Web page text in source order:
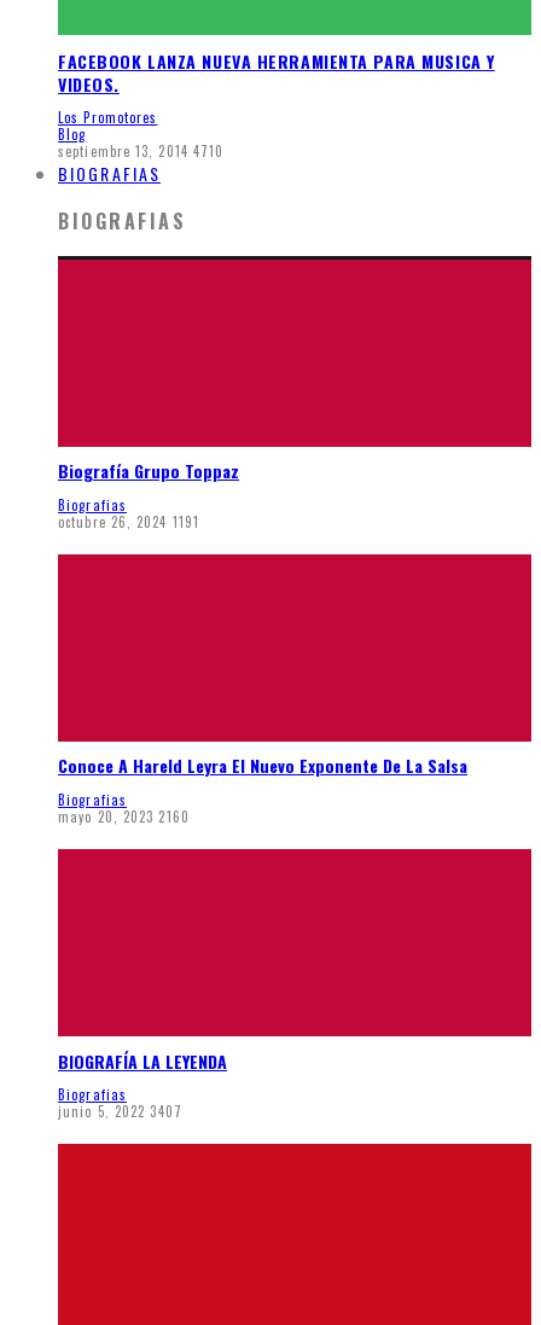
FACEBOOK LANZA NUEVA HERRAMIENTA PARA MUSICA Y
VIDEOS.
Los Promotores
Blog
septiembre 13, 2014 4710
BIOGRAFIAS
BIOGRAFIAS
Biografía Grupo Toppaz
Biografias
octubre 26, 2024 1191
Conoce A Hareld Leyra El Nuevo Exponente De La Salsa
Biografias
mayo 20, 2023 2160
BIOGRAFÍA LA LEYENDA
Biografias
junio 5, 2022 3407